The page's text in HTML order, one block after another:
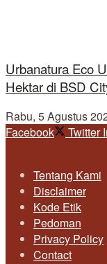
Urbanatura Eco
Hektar di BSD
Rabu, 5 Agustus
Facebook
Twitter
Tentang Kami
Disclaimer
Kode Etik
Pedoman
Privacy Policy
Contact